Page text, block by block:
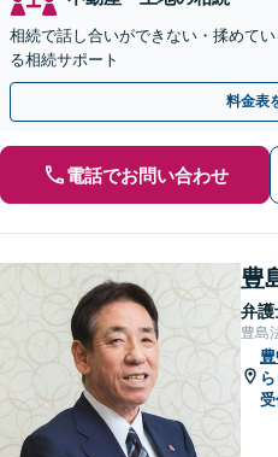
相続で話し合いができない・揉めて
る相続サポート
料金表
電話でお問い合わせ
豊
弁護
豊島
受